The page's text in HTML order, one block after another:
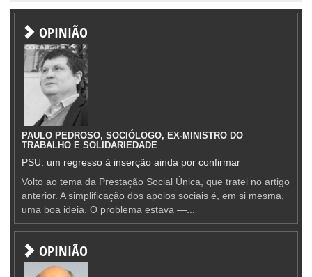
OPINIÃO
PAULO PEDROSO, SOCIÓLOGO, EX-MINISTRO DO
TRABALHO E SOLIDARIEDADE
PSU: um regresso à inserção ainda por confirmar
Volto ao tema da Prestação Social Única, que tratei no artigo
anterior. A simplificação dos apoios sociais é, em si mesma,
uma boa ideia. O problema estava —...
OPINIÃO